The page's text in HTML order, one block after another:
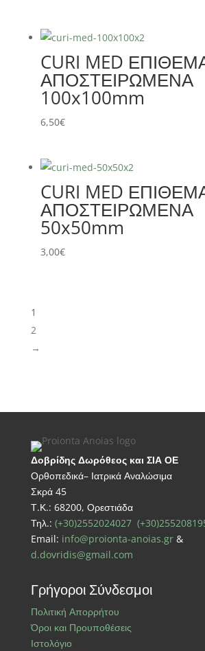
CURI MED
ΑΠΟΣΤΕΙΡΩΜΕΝΑ
100x100mm
6,50€
CURI MED
ΑΠΟΣΤΕΙΡΩΜΕΝΑ
50x50mm
3,00€
1
2
→
Δοβρίδης Δωρόθεος και ΣΙΑ ΟΕ
Ορθοπεδικά– Ιατρικά Αναλώσιμα
Σκρά 45
Τ.Κ.: 68200, Ορεστιάδα
Τηλ.: (+30)2552024027
Email: info@proionta-anoias.gr&
d.dovridis@gmail.com
Γρήγοροι Σύνδεσμοι
Πολιτική Απορρήτου
Όροι και Προυποθέσεις
Ιστολόγιο